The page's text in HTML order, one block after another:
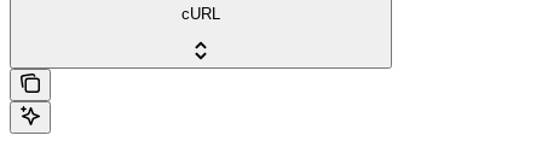
cURL